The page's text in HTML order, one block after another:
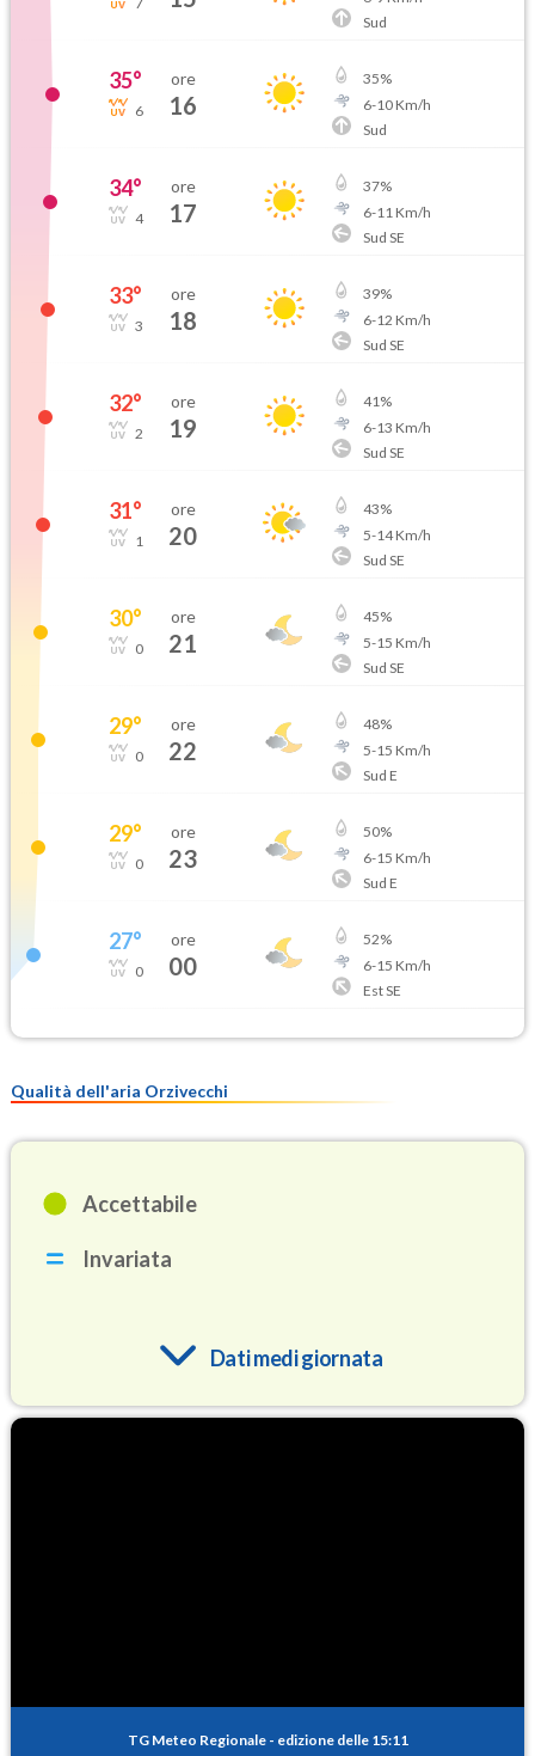
Sud
35°
6
ore
16
35%
6-10Km/h
Sud
34°
4
ore
17
37%
6-11 Km/h
Sud SE
33°
3
ore
18
39%
6-12 Km/h
Sud SE
32°
2
ore
19
41%
6-13 Km/h
Sud SE
31°
1
ore
20
43%
5-14Km/h
Sud SE
30°
0
ore
21
45%
5-15 Km/h
Sud SE
29°
0
ore
22
48%
5-15 Km/h
Sud E
29°
0
ore
23
50%
6-15 Km/h
Sud E
27°
0
ore
00
52%
6-15 Km/h
Est SE
Qualità dell'aria Orzivecchi
Accettabile
Invariata
Dati medi giornata
TG Meteo Regionale - edizione delle 15:11